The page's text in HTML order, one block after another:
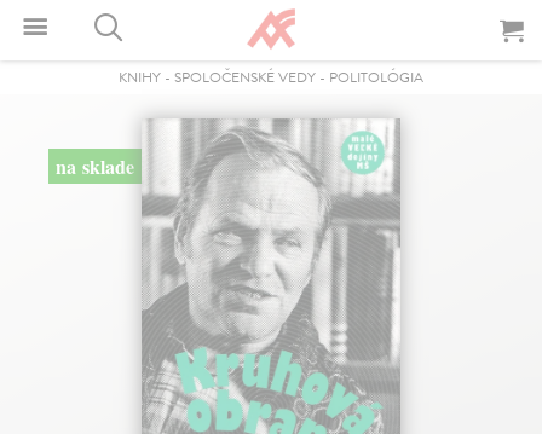
KNIHY - SPOLOČENSKÉ VEDY - POLITOLÓGIA
na sklade